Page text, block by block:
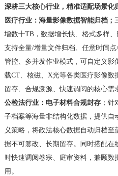
深耕三大核心行业，精准适配场景化
医疗行业：海量影像数据智能归档；
增数十TB，数据增长快、格式多样
支持全量/增量文件归档、任意时间
管控、多并发作业模式，可自定义影
载CT、核磁、X光等各类医疗影像数
留存、合规溯源、快速调阅的核心需
公检法行业：电子材料合规封存； 针
子档案等海量非结构化数据，提供自
义策略，将政法核心数据自动归档
据不可篡改、长期留存。同时搭配在
时快速调阅卷宗、庭审资料，兼顾数
用。